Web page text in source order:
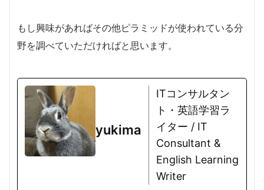
もし興味があればその他ピラミッドが使われている分
野を調べていただければと思います。
yukima
ITコンサルタン
ト・英語学習ラ
イター / IT
Consultant &
English Learning
Writer